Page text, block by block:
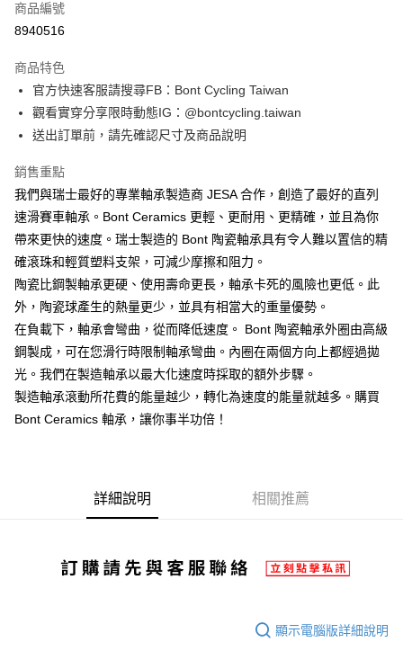
LINE Pay
街口支付
悠遊付
AFTEE先享後付
相關說明
AFTEE先享後付是「在收到商品之後才付款」的支付方式。 讓您購物簡單
便利好安心！
１．簡單：不需註冊會員、不需綁卡、不需儲值。
２．便利：只要手機號碼，簡訊認證，即可結帳。
３．安心：先確認商品／服務後，再付款。
１．於結帳方式選擇「AFTEE先享後付」後，將跳轉至「AFTEE先享後付」
結帳頁面，進行簡訊認證並確認金額後，即可完成結帳。
２．訂單成立數日內，您將收到繳費通知簡訊。
３．收到繳費通知簡訊後14天內，點擊此簡訊中的連結，可透過四大超商／
ATM／網路銀行／等多元方式進行付款，方視為交易完成。
是否繳費成功／繳費後需取消欲退款等相關疑問，請聯繫「AFTEE先享後付
客戶支援中心」https://netprotections.freshdesk.com/support/home
１．透過由恩沛科技股份有限公司提供之「AFTEE先享後付」服務完成之交
ATM付款
運送方式
付款後全家取貨
每筆NT$80，滿NT$1,998(含以上)免運費
付款後萊爾富取貨
每筆NT$80，滿NT$2,000(含以上)免運費
商品編號
8940516
商品特色
官方快速客服請搜尋FB：Bont Cycling Taiwan
觀看實穿分享限時動態IG：@bontcycling.taiwan
送出訂單前，請先確認尺寸及商品說明
銷售重點
我們與瑞士最好的專業軸承製造商 JESA 合作，創造了最好的直列
速滑賽車軸承。Bont Ceramics 更輕、更耐用、更精確，並且為你
帶來更快的速度。瑞士製造的 Bont 陶瓷軸承具有令人難以置信的精
確滾珠和輕質塑料支架，可減少摩擦和阻力。
陶瓷比鋼製軸承更硬、使用壽命更長，軸承卡死的風險也更低。此
外，陶瓷球產生的熱量更少，並具有相當大的重量優勢。
在負載下，軸承會彎曲，從而降低速度。 Bont 陶瓷軸承外圈由高級
鋼製成，可在您滑行時限制軸承彎曲。內圈在兩個方向上都經過拋
光。我們在製造軸承以最大化速度時採取的額外步驟。
製造軸承滾動所花費的能量越少，轉化為速度的能量就越多。購買
Bont Ceramics 軸承，讓你事半功倍！
詳細說明 相關推薦
顯示電腦版詳細說明